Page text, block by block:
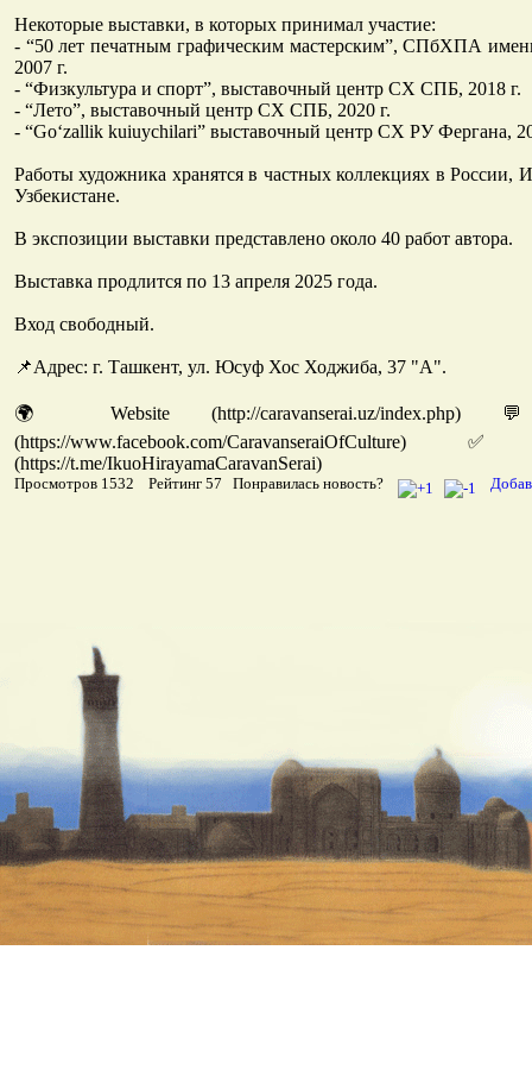
Некоторые выставки, в которых принимал участие:
- “50 лет печатным графическим мастерским”, СПбХПА
2007 г.
- “Физкультура и спорт”, выставочный центр СХ СПБ, 2018 г.
- “Лето”, выставочный центр СХ СПБ, 2020 г.
- “Go‘zallik kuiuychilari” выставочный центр СХ РУ Фергана,
Работы художника хранятся в частных коллекциях в России,
Узбекистане.
В экспозиции выставки представлено около 40 работ автора.
Выставка продлится по 13 апреля 2025 года.
Вход свободный.
📌Адрес: г. Ташкент, ул. Юсуф Хос Ходжиба, 37 "А".
🌍 Website (http://caravanserai.uz/index.php)
(https://www.facebook.com/
(https://t.me/IkuoHirayamaCaravanSerai)
Просмотров 1532 Рейтинг 57 Понравилась новость?